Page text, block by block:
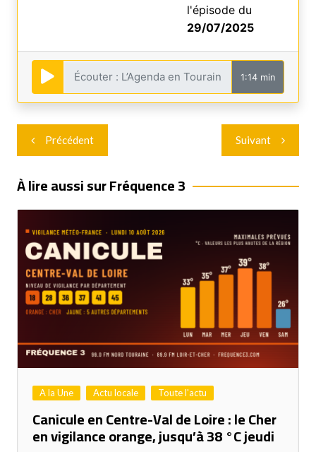
l'épisode du
29/07/2025
1:14 min
Navigation
de
l’article
Précédent Suivant
À lire aussi sur Fréquence 3
A la Une Actu locale Toute l'actu
Canicule en Centre-Val de Loire : le Cher
en vigilance orange, jusqu’à 38 °C jeudi